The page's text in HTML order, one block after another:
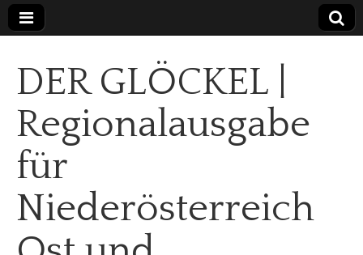
DER GLÖCKEL |
Regionalausgabe
für
Niederösterreich